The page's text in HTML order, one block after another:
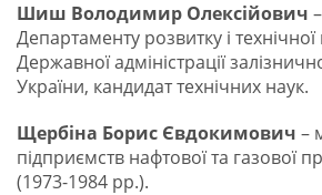
Шиш Володимир Олексійович
Департаменту розвитку і технічної
Державної адміністрації
України, кандидат технічних наук.
Щербіна Борис Євдокимович –
підприємств нафтової та газової
(1973-1984 рр.).